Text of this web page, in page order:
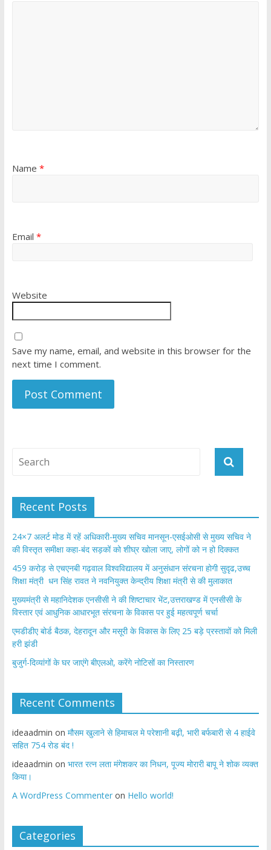
Name *
Email *
Website
Save my name, email, and website in this browser for the
next time I comment.
Recent Posts
24×7 अलर्ट मोड में रहें अधिकारी-मुख्य सचिव मानसून-एसईओसी से मुख्य सचिव ने
की विस्तृत समीक्षा कहा-बंद सड़कों को शीघ्र खोला जाए, लोगों को न हो दिक्कत
459 करोड़ से एचएनबी गढ़वाल विश्वविद्यालय में अनुसंधान संरचना होगी सुदृढ,उच्च
शिक्षा मंत्री धन सिंह रावत ने नवनियुक्त केन्द्रीय शिक्षा मंत्री से की मुलाकात
मुख्यमंत्री से महानिदेशक एनसीसी ने की शिष्टाचार भेंट,उत्तराखण्ड में एनसीसी के
विस्तार एवं आधुनिक आधारभूत संरचना के विकास पर हुई महत्वपूर्ण चर्चा
एमडीडीए बोर्ड बैठक, देहरादून और मसूरी के विकास के लिए 25 बड़े प्रस्तावों को मिली
हरी झंडी
बुजुर्ग-दिव्यांगों के घर जाएंगे बीएलओ, करेंगे नोटिसों का निस्तारण
Recent Comments
ideaadmin on मौसम खुलाने से हिमाचल मे परेशानी बढ़ी, भारी बर्फबारी से 4 हाईवे
सहित 754 रोड बंद !
ideaadmin on भारत रत्न लता मंगेशकर का निधन, पूज्य मोरारी बापू ने शोक व्यक्त
किया।
A WordPress Commenteron Hello world!
Categories